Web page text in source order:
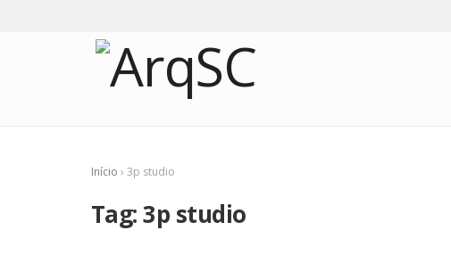
Início › 3p studio
Tag:3p studio